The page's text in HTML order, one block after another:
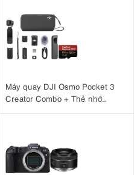
Máy quay DJI Osmo Pocket 3
Creator Combo + Thẻ nhớ